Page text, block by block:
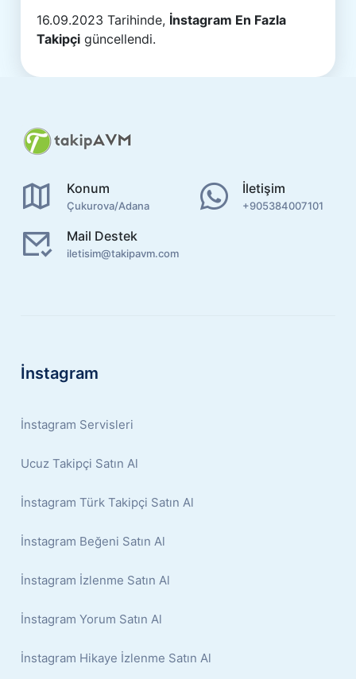
16.09.2023 Tarihinde, İnstagram En Fazla
Takipçi güncellendi.
Konum
Çukurova/Adana
İletişim
+905384007101
Mail Destek
iletisim@takipavm.com
İnstagram
İnstagram Servisleri
Ucuz Takipçi Satın Al
İnstagram Türk Takipçi Satın Al
İnstagram Beğeni Satın Al
İnstagram İzlenme Satın Al
İnstagram Yorum Satın Al
İnstagram Hikaye İzlenme Satın Al